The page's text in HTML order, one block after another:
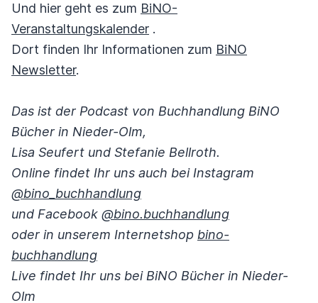
Und hier geht es zum BiNO-
Veranstaltungskalender .
Dort finden Ihr Informationen zum BiNO
Newsletter.
Das ist der Podcast von Buchhandlung BiNO
Bücher in Nieder-Olm,
Lisa Seufert und Stefanie Bellroth.
Online findet Ihr uns auch bei Instagram
@bino_buchhandlung
und Facebook @bino.buchhandlung
oder in unserem Internetshop bino-
buchhandlung
Live findet Ihr uns bei BiNO Bücher in Nieder-
Olm